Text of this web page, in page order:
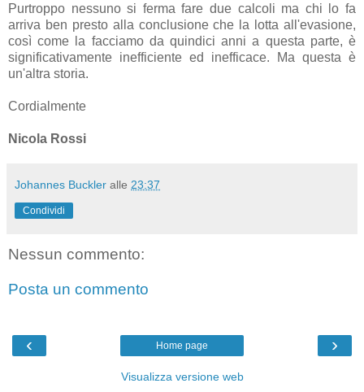
Purtroppo nessuno si ferma fare due calcoli ma chi lo fa
arriva ben presto alla conclusione che la lotta all'evasione,
così come la facciamo da quindici anni a questa parte, è
significativamente inefficiente ed inefficace. Ma questa è
un'altra storia.
Cordialmente
Nicola Rossi
Johannes Buckler alle 23:37
Condividi
Nessun commento:
Posta un commento
‹ ›
Home page
Visualizza versione web